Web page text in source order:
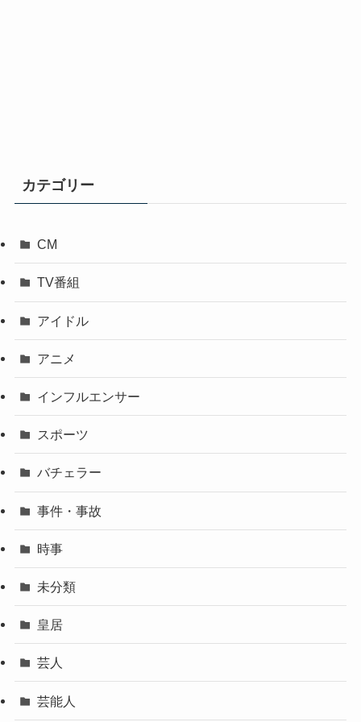
カテゴリー
CM
TV番組
アイドル
アニメ
インフルエンサー
スポーツ
バチェラー
事件・事故
時事
未分類
皇居
芸人
芸能人